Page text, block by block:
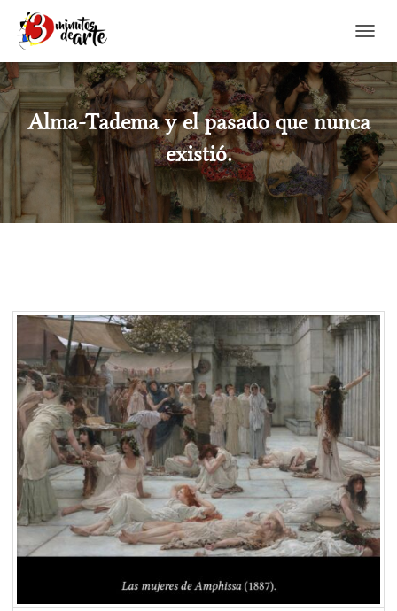
Alma-Tadema y el pasado que nunca
existió.